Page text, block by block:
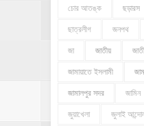
চোর আতঙ্ক ছড়ারস
ছাত্রলীগ জনপথ
জা জাতীয়
জামায়াতে ইসলামী
জামালপুর সদর জামিন
জুয়াখেলা জুলাই